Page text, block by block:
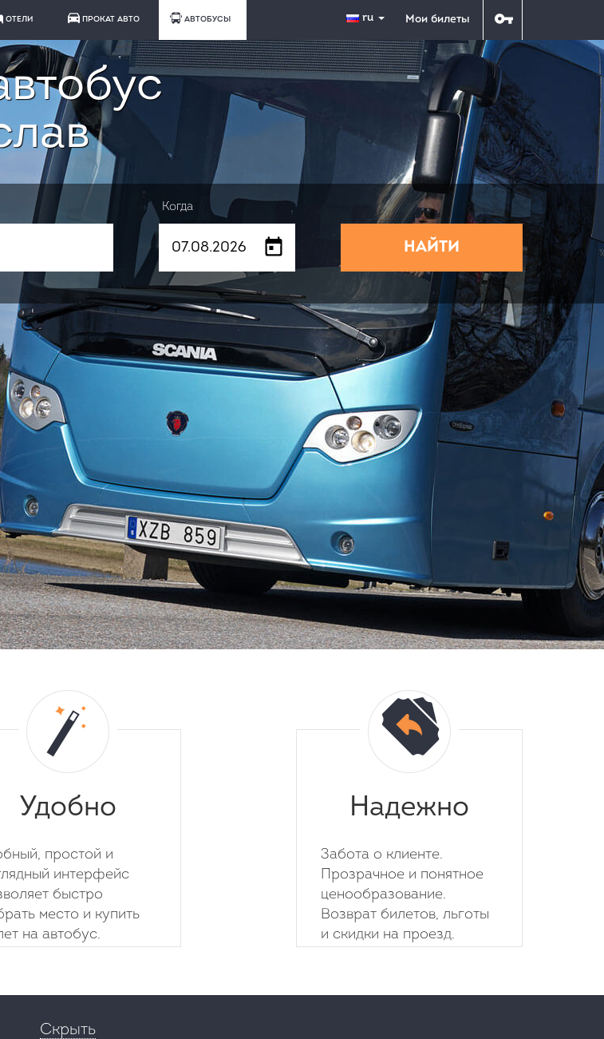
ОТЕЛИ ПРОКАТ АВТО АВТОБУСЫ ru Мои билеты
Когда
НАЙТИ
Удобно
простой и
интерфейс
быстро
место и купить
на автобус.
Надежно
Забота о клиенте.
Прозрачное и понятное
ценообразование.
Возврат билетов, льготы
и скидки на проезд.
Скрыть